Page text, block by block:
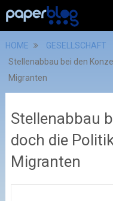
HOME GESELLSCHAFT
Stellenabbau bei den
Migranten
Stellenabbau
doch die
Migranten